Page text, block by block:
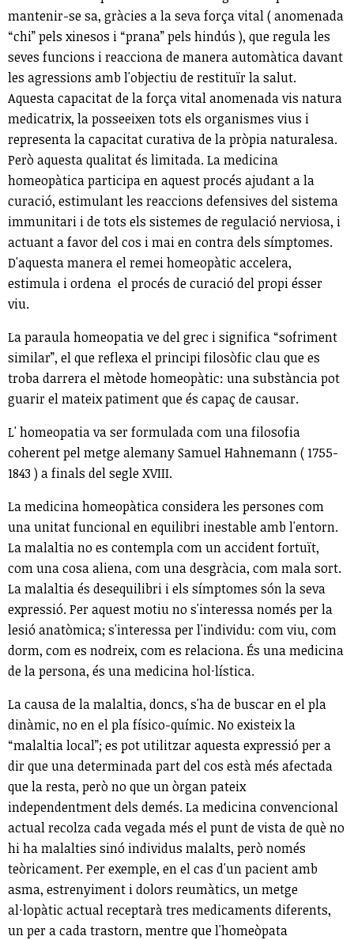
mantenir-se sa, gràcies a la seva força vital ( anomenada
“chi” pels xinesos i “prana” pels hindús ), que regula les
seves funcions i reacciona de manera automàtica davant
les agressions amb l'objectiu de restituïr la salut.
Aquesta capacitat de la força vital anomenada vis natura
medicatrix, la posseeixen tots els organismes vius i
representa la capacitat curativa de la pròpia naturalesa.
Però aquesta qualitat és limitada. La medicina
homeopàtica participa en aquest procés ajudant a la
curació, estimulant les reaccions defensives del sistema
immunitari i de tots els sistemes de regulació nerviosa, i
actuant a favor del cos i mai en contra dels símptomes.
D'aquesta manera el remei homeopàtic accelera,
estimula i ordena el procés de curació del propi ésser
viu.
La paraula homeopatia ve del grec i significa “sofriment
similar”, el que reflexa el principi filosòfic clau que es
troba darrera el mètode homeopàtic: una substància pot
guarir el mateix patiment que és capaç de causar.
L' homeopatia va ser formulada com una filosofia
coherent pel metge alemany Samuel Hahnemann ( 1755-
1843 ) a finals del segle XVIII.
La medicina homeopàtica considera les persones com
una unitat funcional en equilibri inestable amb l'entorn.
La malaltia no es contempla com un accident fortuït,
com una cosa aliena, com una desgràcia, com mala sort.
La malaltia és desequilibri i els símptomes són la seva
expressió. Per aquest motiu no s'interessa només per la
lesió anatòmica; s'interessa per l'individu: com viu, com
dorm, com es nodreix, com es relaciona. És una medicina
de la persona, és una medicina hol·lística.
La causa de la malaltia, doncs, s'ha de buscar en el pla
dinàmic, no en el pla físico-químic. No existeix la
“malaltia local”; es pot utilitzar aquesta expressió per a
dir que una determinada part del cos està més afectada
que la resta, però no que un òrgan pateix
independentment dels demés. La medicina convencional
actual recolza cada vegada més el punt de vista de què no
hi ha malalties sinó individus malalts, però només
teòricament. Per exemple, en el cas d'un pacient amb
asma, estrenyiment i dolors reumàtics, un metge
al·lopàtic actual receptarà tres medicaments diferents,
un per a cada trastorn, mentre que l'homeòpata